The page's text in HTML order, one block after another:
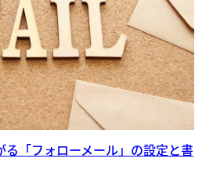
る「フォローメール」の設定と書